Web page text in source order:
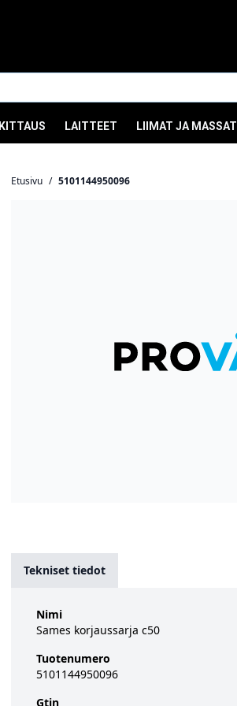
KITTAUS LAITTEET LIIMAT JA MASSAT
Etusivu / 5101144950096
Tekniset tiedot
Nimi
Sames korjaussarja c50
Tuotenumero
5101144950096
Gtin